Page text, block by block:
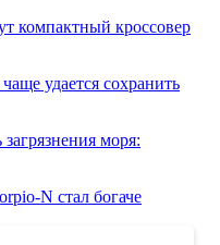
компактный кроссовер
удается сохранить
загрязнения моря:
N стал богаче